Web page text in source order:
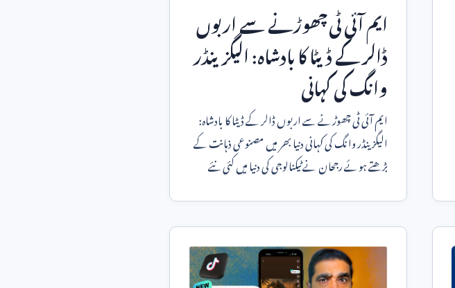
ایم آئی ٹی چھوڑنے سے اربوں
ڈالر کے ڈیٹا کا بادشاہ: الیگزینڈر
وانگ کی کہانی
ایم آئی ٹی چھوڑنے سے اربوں ڈالر کے ڈیٹا کا بادشاہ:
الیگزینڈر وانگ کی کہانی دنیا بھر میں مصنوعی ذہانت کے
بڑھتے ہوئے رجحان نے ٹیکنالوجی کی دنیا میں کئی نئے